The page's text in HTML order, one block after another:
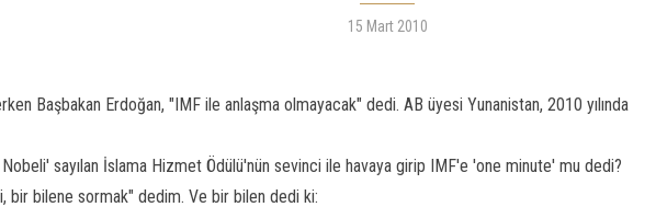
15 Mart 2010
Başbakan Erdoğan, "IMF ile anlaşma olmayacak" dedi. AB üyesi Yunanistan, 2010 yılında
sayılan İslama Hizmet Ödülü'nün sevinci ile havaya girip IMF'e 'one minute' mu dedi?
bir bilene sormak" dedim. Ve bir bilen dedi ki: